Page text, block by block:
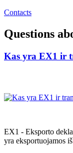
Contacts
Questions
Kas yra EX1 ir
EX1 - Eksporto
yra eksportuojamos